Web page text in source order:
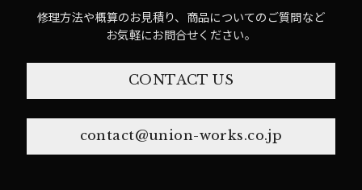
修理方法や概算のお見積り、商品についてのご質問など
お気軽にお問合せください。
CONTACT US
contact@union-works.co.jp